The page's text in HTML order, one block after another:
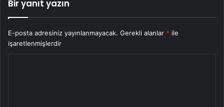
Bir yanıt yazın
E-posta adresiniz yayınlanmayacak. Gerekli alanlar * ile
işaretlenmişlerdir